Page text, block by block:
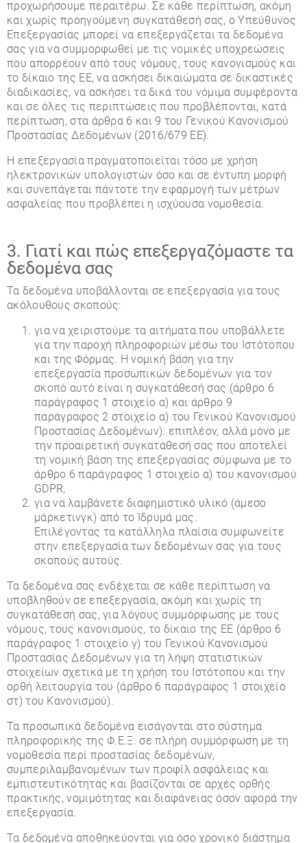
προχωρήσουμε περαιτέρω. Σε κάθε περίπτωση, ακόμη
και χωρίς προηγούμενη συγκατάθεσή σας, ο Υπεύθυνος
Επεξεργασίας μπορεί να επεξεργάζεται τα δεδομένα
σας για να συμμορφωθεί με τις νομικές υποχρεώσεις
που απορρέουν από τους νόμους, τους κανονισμούς και
το δίκαιο της ΕΕ, να ασκήσει δικαιώματα σε δικαστικές
διαδικασίες, να ασκήσει τα δικά του νόμιμα συμφέροντα
και σε όλες τις περιπτώσεις που προβλέπονται, κατά
περίπτωση, στα άρθρα 6 και 9 του Γενικού Κανονισμού
Προστασίας Δεδομένων (2016/679 ΕΕ).
Η επεξεργασία πραγματοποιείται τόσο με χρήση
ηλεκτρονικών υπολογιστών όσο και σε έντυπη μορφή
και συνεπάγεται πάντοτε την εφαρμογή των μέτρων
ασφαλείας που προβλέπει η ισχύουσα νομοθεσία.
3. Γιατί και πώς επεξεργαζόμαστε τα
δεδομένα σας
Τα δεδομένα υποβάλλονται σε επεξεργασία για τους
ακόλουθους σκοπούς:
για να χειριστούμε τα αιτήματα που υποβάλλετε
για την παροχή πληροφοριών μέσω του Ιστότοπου
και της Φόρμας. Η νομική βάση για την
επεξεργασία προσωπικών δεδομένων για τον
σκοπό αυτό είναι η συγκατάθεσή σας (άρθρο 6
παράγραφος 1 στοιχείο α) και άρθρο 9
παράγραφος 2 στοιχείο α) του Γενικού Κανονισμού
Προστασίας Δεδομένων). επιπλέον, αλλά μόνο με
την προαιρετική συγκατάθεσή σας που αποτελεί
τη νομική βάση της επεξεργασίας σύμφωνα με το
άρθρο 6 παράγραφος 1 στοιχείο α) του κανονισμού
GDPR,
για να λαμβάνετε διαφημιστικό υλικό (άμεσο
μάρκετινγκ) από το Ίδρυμά μας.
Επιλέγοντας τα κατάλληλα πλαίσια συμφωνείτε
στην επεξεργασία των δεδομένων σας για τους
σκοπούς αυτούς.
Τα δεδομένα σας ενδέχεται σε κάθε περίπτωση να
υποβληθούν σε επεξεργασία, ακόμη και χωρίς τη
συγκατάθεσή σας, για λόγους συμμόρφωσης με τους
νόμους, τους κανονισμούς, το δίκαιο της ΕΕ (άρθρο 6
παράγραφος 1 στοιχείο γ) του Γενικού Κανονισμού
Προστασίας Δεδομένων για τη λήψη στατιστικών
στοιχείων σχετικά με τη χρήση του Ιστότοπου και την
ορθή λειτουργία του (άρθρο 6 παράγραφος 1 στοιχείο
στ) του Κανονισμού).
Τα προσωπικά δεδομένα εισάγονται στο σύστημα
πληροφορικής της Φ.Ε.Ξ. σε πλήρη συμμόρφωση με τη
νομοθεσία περί προστασίας δεδομένων,
συμπεριλαμβανομένων των προφίλ ασφάλειας και
εμπιστευτικότητας και βασίζονται σε αρχές ορθής
πρακτικής, νομιμότητας και διαφάνειας όσον αφορά την
επεξεργασία.
Τα δεδομένα αποθηκεύονται για όσο χρονικό διάστημα